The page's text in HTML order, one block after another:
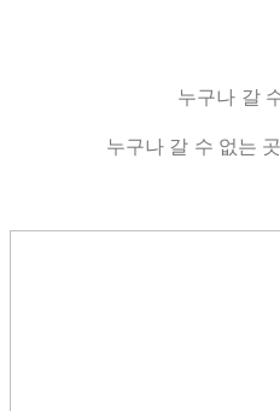
누구나 갈
누구나 갈 수 없는